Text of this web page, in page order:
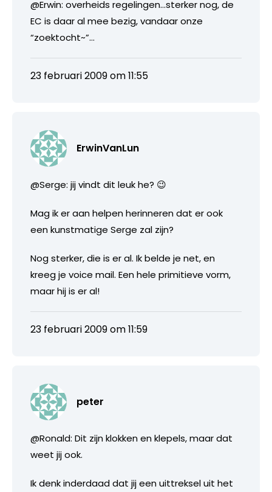
@Erwin: overheids regelingen…sterker nog, de
EC is daar al mee bezig, vandaar onze
“zoektocht~”…
23 februari 2009 om 11:55
ErwinVanLun
@Serge: jij vindt dit leuk he? 😉
Mag ik er aan helpen herinneren dat er ook
een kunstmatige Serge zal zijn?
Nog sterker, die is er al. Ik belde je net, en
kreeg je voice mail. Een hele primitieve vorm,
maar hij is er al!
23 februari 2009 om 11:59
peter
@Ronald: Dit zijn klokken en klepels, maar dat
weet jij ook.
Ik denk inderdaad dat jij een uittreksel uit het